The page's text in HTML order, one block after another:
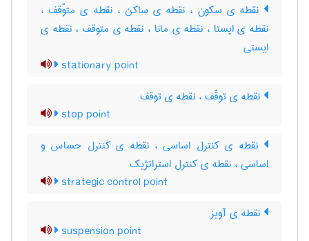
نقطه ی سکون ، نقطه ی ساکن ، نقطه ی متوّقف ،
نقطه ی ایستا ، نقطه ی مانا ، نقطه ی متوقف ، نقطه ی
ایستی
stationary point
نقطه ی توقّف ، نقطه ی توقف
stop point
نقطه ی کنترل اساسی ، نقطه ی کنترل حساس و
اساسی ، نقطه ی کنترل استراتژیک
strategic control point
نقطه ی آویز
suspension point